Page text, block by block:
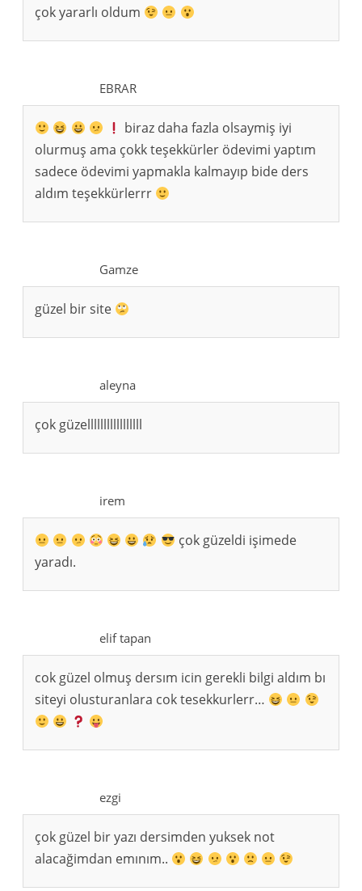
çok yararlı oldum
EBRAR
biraz daha fazla olsaymiş iyi
olurmuş ama çokk teşekkürler ödevimi yaptım
sadece ödevimi yapmakla kalmayıp bide ders
aldım teşekkürlerrr
Gamze
güzel bir site
aleyna
çok güzelllllllllllllllll
irem
çok güzeldi işimede
yaradı.
elif tapan
cok güzel olmuş dersım icin gerekli bilgi aldım bı
siteyi olusturanlara cok tesekkurlerr…
ezgi
çok güzel bir yazı dersimden yuksek not
alacağimdan emınım..